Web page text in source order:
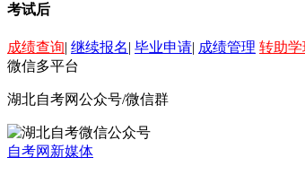
考试后
成绩查询| 继续报名| 毕业申请| 成绩管理 转助学
微信多平台
湖北自考网公众号/微信群
自考网新媒体